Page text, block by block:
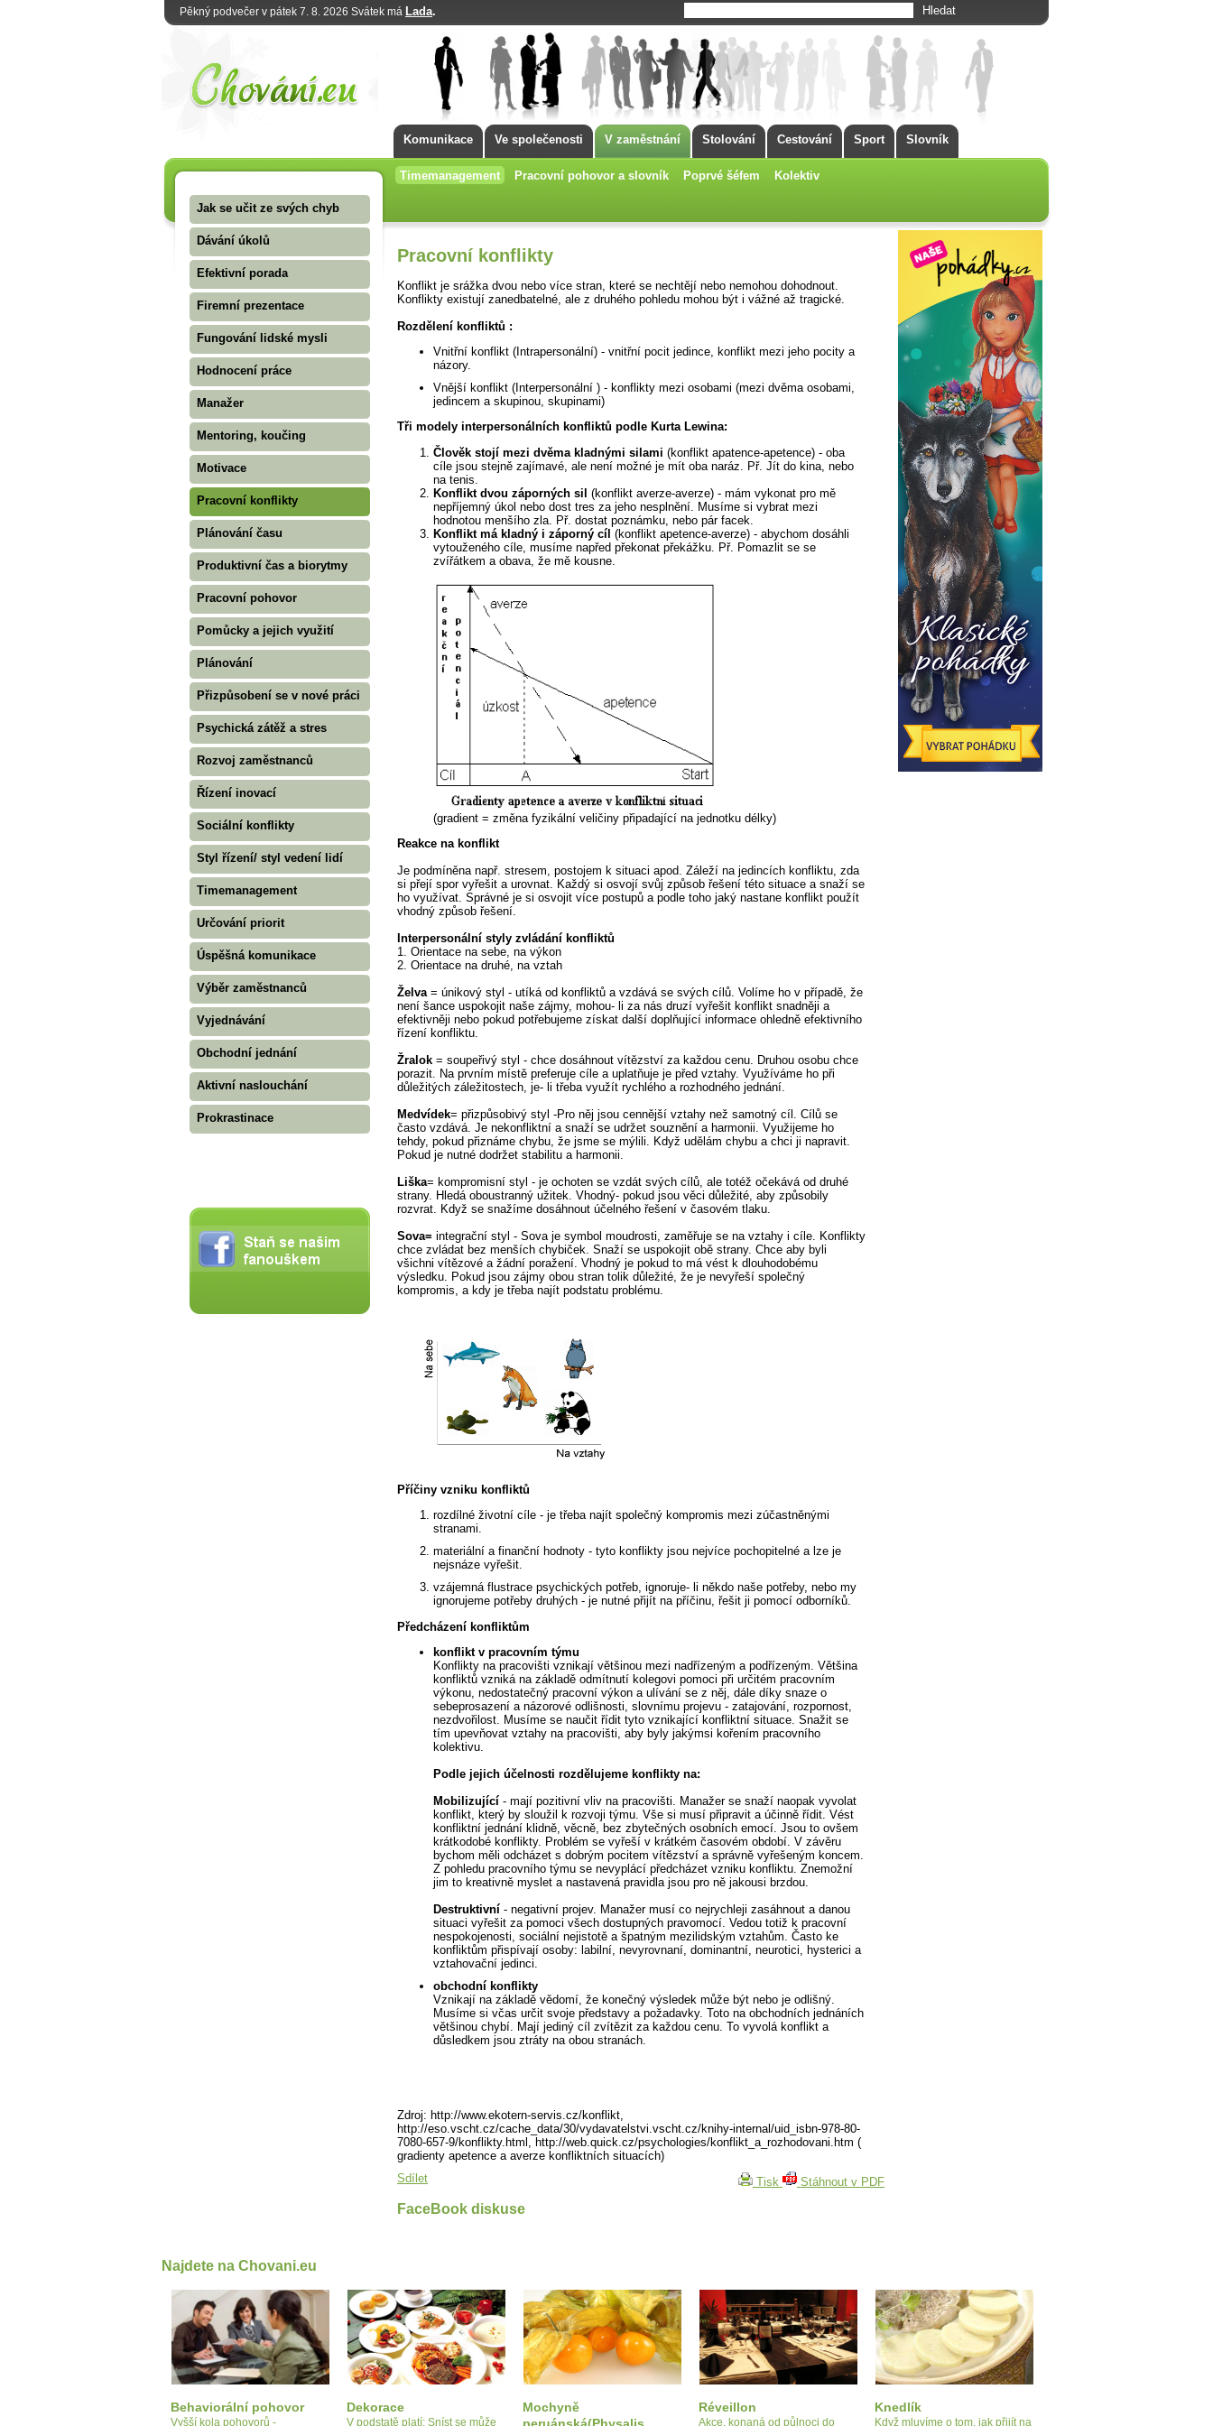
Pěkný podvečer v pátek 7. 8. 2026 Svátek má Lada.
Komunikace Ve společenosti V zaměstnání Stolování Cestování Sport Slovník
Timemanagement Pracovní pohovor a slovník Poprvé šéfem Kolektiv
Jak se učit ze svých chyb
Dávání úkolů
Efektivní porada
Firemní prezentace
Fungování lidské mysli
Hodnocení práce
Manažer
Mentoring, koučing
Motivace
Pracovní konflikty
Plánování času
Produktivní čas a biorytmy
Pracovní pohovor
Pomůcky a jejich využití
Plánování
Přizpůsobení se v nové práci
Psychická zátěž a stres
Rozvoj zaměstnanců
Řízení inovací
Sociální konflikty
Styl řízení/ styl vedení lidí
Timemanagement
Určování priorit
Úspěšná komunikace
Výběr zaměstnanců
Vyjednávání
Obchodní jednání
Aktivní naslouchání
Prokrastinace
Pracovní konflikty
Konflikt je srážka dvou nebo více stran, které se nechtějí nebo nemohou dohodnout.
Konflikty existují zanedbatelné, ale z druhého pohledu mohou být i vážné až tragické.
Rozdělení konfliktů :
Vnitřní konflikt (Intrapersonální) - vnitřní pocit jedince, konflikt mezi jeho pocity a
názory.
Vnější konflikt (Interpersonální ) - konflikty mezi osobami (mezi dvěma osobami,
jedincem a skupinou, skupinami)
Tři modely interpersonálních konfliktů podle Kurta Lewina:
Člověk stojí mezi dvěma kladnými silami (konflikt apatence-apetence) - oba
cíle jsou stejně zajímavé, ale není možné je mít oba naráz. Př. Jít do kina, nebo
na tenis.
Konflikt dvou záporných sil (konflikt averze-averze) - mám vykonat pro mě
nepříjemný úkol nebo dost tres za jeho nesplnění. Musíme si vybrat mezi
hodnotou menšího zla. Př. dostat poznámku, nebo pár facek.
Konflikt má kladný i záporný cíl (konflikt apetence-averze) - abychom dosáhli
vytouženého cíle, musíme napřed překonat překážku. Př. Pomazlit se se
zvířátkem a obava, že mě kousne.
(gradient = změna fyzikální veličiny připadající na jednotku délky)
Reakce na konflikt
Je podmíněna např. stresem, postojem k situaci apod. Záleží na jedincích konfliktu, zda
si přejí spor vyřešit a urovnat. Každý si osvojí svůj způsob řešení této situace a snaží se
ho využívat. Správné je si osvojit více postupů a podle toho jaký nastane konflikt použít
vhodný způsob řešení.
Interpersonální styly zvládání konfliktů
1. Orientace na sebe, na výkon
2. Orientace na druhé, na vztah
Želva= únikový styl - utíká od konfliktů a vzdává se svých cílů. Volíme ho v případě, že
není šance uspokojit naše zájmy, mohou- li za nás druzí vyřešit konflikt snadněji a
efektivněji nebo pokud potřebujeme získat další doplňující informace ohledně efektivního
řízení konfliktu.
Žralok = soupeřivý styl - chce dosáhnout vítězství za každou cenu. Druhou osobu chce
porazit. Na prvním místě preferuje cíle a uplatňuje je před vztahy. Využíváme ho při
důležitých záležitostech, je- li třeba využít rychlého a rozhodného jednání.
Medvídek= přizpůsobivý styl -Pro něj jsou cennější vztahy než samotný cíl. Cílů se
často vzdává. Je nekonfliktní a snaží se udržet souznění a harmonii. Využijeme ho
tehdy, pokud přiznáme chybu, že jsme se mýlili. Když udělám chybu a chci ji napravit.
Pokud je nutné dodržet stabilitu a harmonii.
Liška= kompromisní styl - je ochoten se vzdát svých cílů, ale totéž očekává od druhé
strany. Hledá oboustranný užitek. Vhodný- pokud jsou věci důležité, aby způsobily
rozvrat. Když se snažíme dosáhnout účelného řešení v časovém tlaku.
Sova= integrační styl - Sova je symbol moudrosti, zaměřuje se na vztahy i cíle. Konflikty
chce zvládat bez menších chybiček. Snaží se uspokojit obě strany. Chce aby byli
všichni vítězové a žádní poražení. Vhodný je pokud to má vést k dlouhodobému
výsledku. Pokud jsou zájmy obou stran tolik důležité, že je nevyřeší společný
kompromis, a kdy je třeba najít podstatu problému.
Příčiny vzniku konfliktů
rozdílné životní cíle - je třeba najít společný kompromis mezi zúčastněnými
stranami.
materiální a finanční hodnoty - tyto konflikty jsou nejvíce pochopitelné a lze je
nejsnáze vyřešit.
vzájemná flustrace psychických potřeb, ignoruje- li někdo naše potřeby, nebo my
ignorujeme potřeby druhých - je nutné přijít na příčinu, řešit ji pomocí odborníků.
Předcházení konfliktům
konflikt v pracovním týmu
Konflikty na pracovišti vznikají většinou mezi nadřízeným a podřízeným. Většina
konfliktů vzniká na základě odmítnutí kolegovi pomoci při určitém pracovním
výkonu, nedostatečný pracovní výkon a ulívání se z něj, dále díky snaze o
sebeprosazení a názorové odlišnosti, slovnímu projevu - zatajování, rozpornost,
nezdvořilost. Musíme se naučit řídit tyto vznikající konfliktní situace. Snažit se
tím upevňovat vztahy na pracovišti, aby byly jakýmsi kořením pracovního
kolektivu.
Podle jejich účelnosti rozdělujeme konflikty na:
Mobilizující - mají pozitivní vliv na pracovišti. Manažer se snaží naopak vyvolat
konflikt, který by sloužil k rozvoji týmu. Vše si musí připravit a účinně řídit. Vést
konfliktní jednání klidně, věcně, bez zbytečných osobních emocí. Jsou to ovšem
krátkodobé konflikty. Problém se vyřeší v krátkém časovém období. V závěru
bychom měli odcházet s dobrým pocitem vítězství a správně vyřešeným koncem.
Z pohledu pracovního týmu se nevyplácí předcházet vzniku konfliktu. Znemožní
jim to kreativně myslet a nastavená pravidla jsou pro ně jakousi brzdou.
Destruktivní - negativní projev. Manažer musí co nejrychleji zasáhnout a danou
situaci vyřešit za pomoci všech dostupných pravomocí. Vedou totiž k pracovní
nespokojenosti, sociální nejistotě a špatným mezilidským vztahům. Často ke
konfliktům přispívají osoby: labilní, nevyrovnaní, dominantní, neurotici, hysterici a
vztahovační jedinci.
obchodní konflikty
Vznikají na základě vědomí, že konečný výsledek může být nebo je odlišný.
Musíme si včas určit svoje představy a požadavky. Toto na obchodních jednáních
většinou chybí. Mají jediný cíl zvítězit za každou cenu. To vyvolá konflikt a
důsledkem jsou ztráty na obou stranách.
Zdroj: http://www.ekotern-servis.cz/konflikt,
http://eso.vscht.cz/cache_data/30/vydavatelstvi.vscht.cz/knihy-internal/uid_isbn-978-80-
7080-657-9/konflikty.html, http://web.quick.cz/psychologies/konflikt_a_rozhodovani.htm (
gradienty apetence a averze konfliktních situacích)
Sdílet
Tisk Stáhnout v PDF
FaceBook diskuse
Najdete na Chovani.eu
Behaviorální pohovor
Vyšší kola pohovorů -
Dekorace
V podstatě platí: Sníst se může
Mochyně
Réveillon
Akce, konaná od půlnoci do
Knedlík
Když mluvíme o tom, jak přijít na